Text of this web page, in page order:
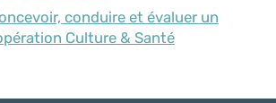
conduire et évaluer un
Culture & Santé